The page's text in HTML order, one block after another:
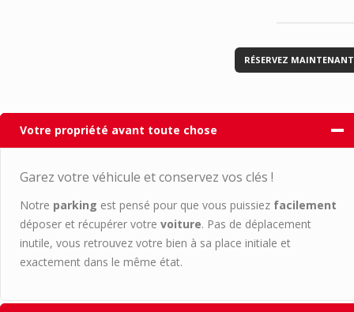
RÉSERVEZ MAINTENANT
Votre propriété avant toute chose
Garez votre véhicule et conservez vos clés !
Notre parking est pensé pour que vous puissiez facilement
déposer et récupérer votre voiture. Pas de déplacement
inutile, vous retrouvez votre bien à sa place initiale et
exactement dans le même état.